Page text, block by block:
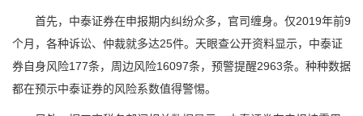
首先，中泰证券在申报期内纠纷众多，官司缠身。仅2019年前9
个月，各种诉讼、仲裁就多达25件。天眼查公开资料显示，中泰证
券自身风险177条，周边风险16097条，预警提醒2963条。种种数据
都在预示中泰证券的风险系数值得警惕。